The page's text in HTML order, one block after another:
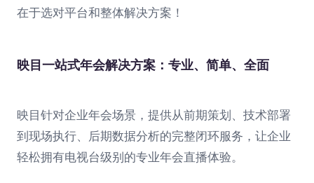
在于选对平台和整体解决方案！
映目一站式年会解决方案：专业、简单、全面
映目针对企业年会场景，提供从前期策划、技术部署
到现场执行、后期数据分析的完整闭环服务，让企业
轻松拥有电视台级别的专业年会直播体验。